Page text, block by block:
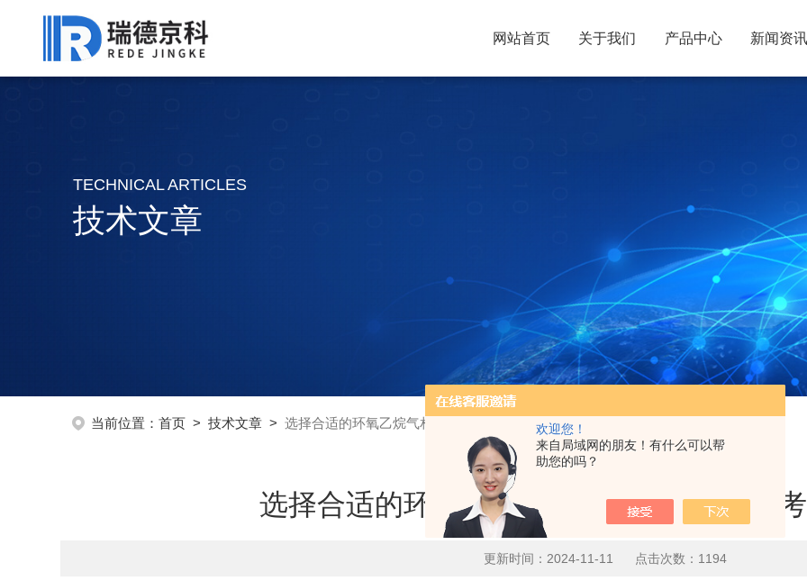
欢迎您！
来自局域网的朋友！有什么可以帮
助您的吗？
网站首页 关于我们 产品中心 新闻资
TECHNICAL ARTICLES
技术文章
当前位置：首页 >技术文章 >选择合适的环氧乙烷气相色谱仪需要综合考虑多个因素
选择合适的环氧乙烷气相色谱仪需要综合
更新时间：2024-11-11 点击次数：1194